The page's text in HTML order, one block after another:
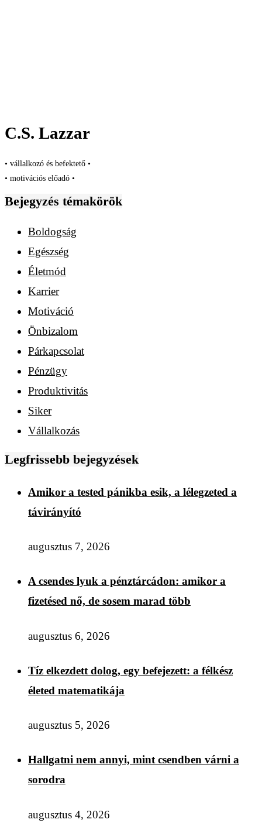
C.S. Lazzar
• vállalkozó és befektető •
• motivációs előadó •
Bejegyzés témakörök
Boldogság
Egészség
Életmód
Karrier
Motiváció
Önbizalom
Párkapcsolat
Pénzügy
Produktivitás
Siker
Vállalkozás
Legfrissebb bejegyzések
Amikor a tested pánikba esik, a lélegzeted a
távirányító
augusztus 7, 2026
A csendes lyuk a pénztárcádon: amikor a
fizetésed nő, de sosem marad több
augusztus 6, 2026
Tíz elkezdett dolog, egy befejezett: a félkész
életed matematikája
augusztus 5, 2026
Hallgatni nem annyi, mint csendben várni a
sorodra
augusztus 4, 2026